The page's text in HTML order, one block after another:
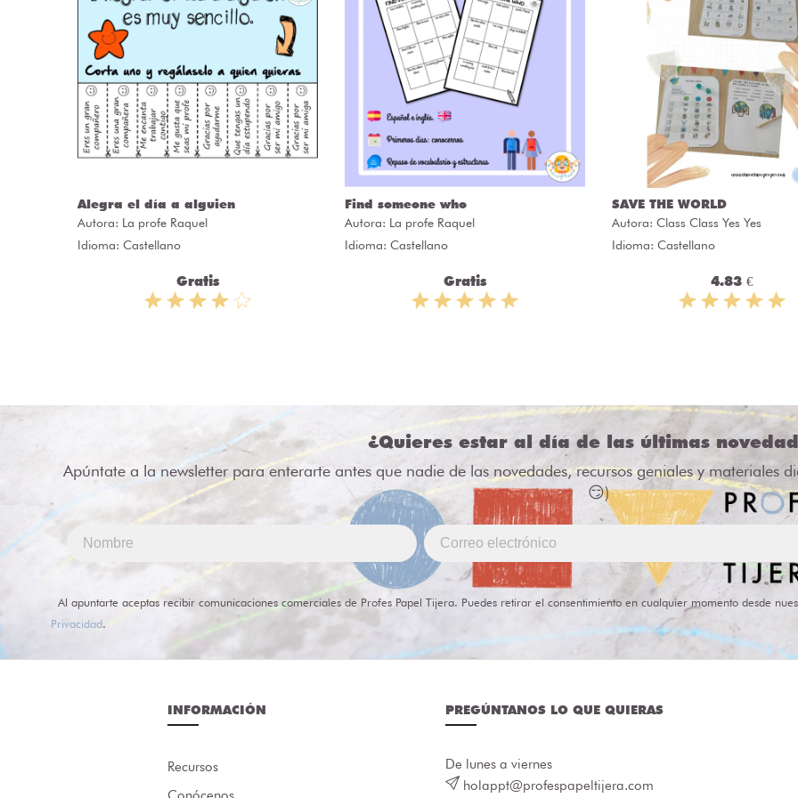
Alegra el día a alguien
Autora: La profe Raquel
Idioma: Castellano
Gratis
Find someone who
Autora: La profe Raquel
Idioma: Castellano
Gratis
SAVE THE WORLD
Autora: Class Class Yes Yes
Idioma: Castellano
4.83 €
¿Quieres estar al día de las últimas
Apúntate a la newsletter para enterarte antes que nadie de las novedades, recursos geniales y materiales
😏)
Al apuntarte aceptas recibir comunicaciones comerciales de Profes Papel Tijera. Puedes retirar el consentimiento en cualquier momento desde
Privacidad.
INFORMACIÓN
Recursos
PREGÚNTANOS LO QUE QUIERAS
De lunes a viernes
holappt@profespapeltijera.com